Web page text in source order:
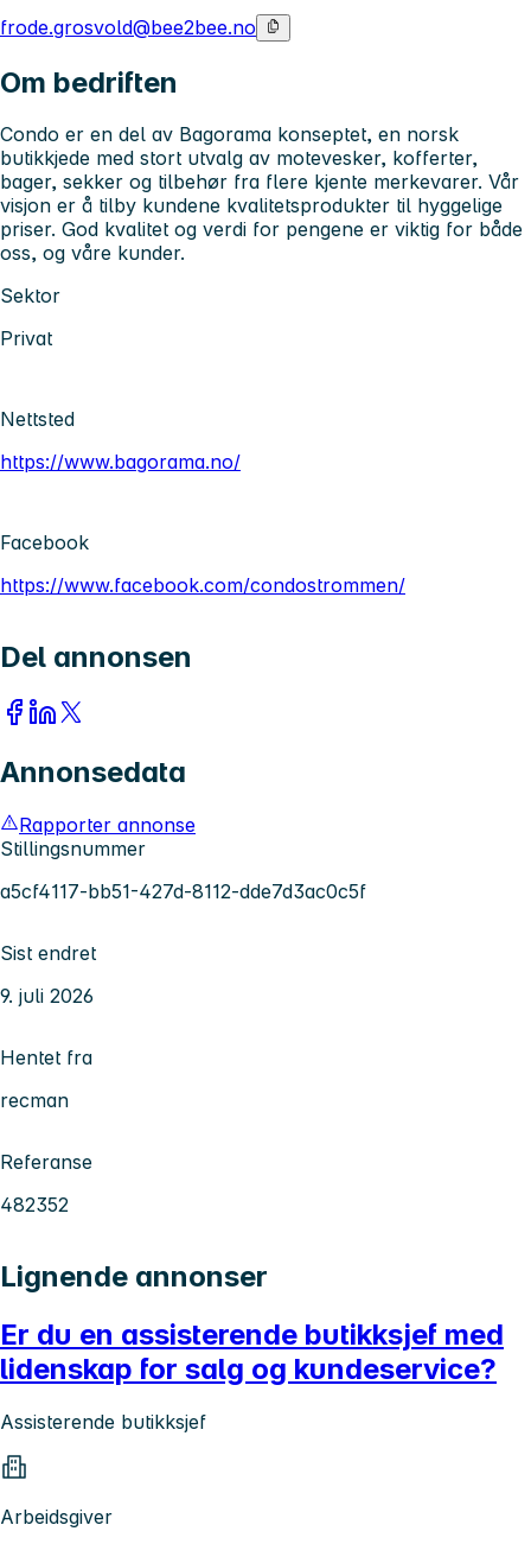
frode.grosvold@bee2bee.no
Om bedriften
Condo er en del av Bagorama konseptet, en norsk
butikkjede med stort utvalg av motevesker, kofferter,
bager, sekker og tilbehør fra flere kjente merkevarer. Vår
visjon er å tilby kundene kvalitetsprodukter til hyggelige
priser. God kvalitet og verdi for pengene er viktig for både
oss, og våre kunder.
Sektor
Privat
Nettsted
https://www.bagorama.no/
Facebook
https://www.facebook.com/condostrommen/
Del annonsen
Annonsedata
Rapporter annonse
Stillingsnummer
a5cf4117-bb51-427d-8112-dde7d3ac0c5f
Sist endret
9. juli 2026
Hentet fra
recman
Referanse
482352
Lignende annonser
Er du en assisterende butikksjef med
lidenskap for salg og kundeservice?
Assisterende butikksjef
Arbeidsgiver